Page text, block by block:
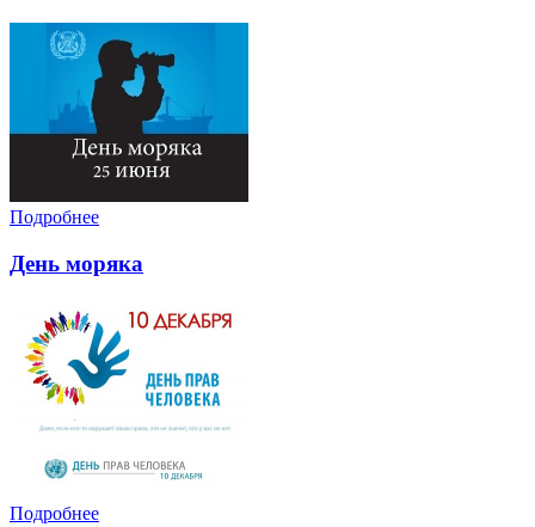
Подробнее
День моряка
Подробнее